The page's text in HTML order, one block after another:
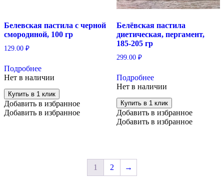
Белевская пастила с черной
смородиной, 100 гр
129.00 ₽
Подробнее
Нет в наличии
Купить в 1 клик
Добавить в избранное
Добавить в избранное
Белёвская пастила
диетическая, пергамент,
185-205 гр
299.00 ₽
Подробнее
Нет в наличии
Купить в 1 клик
Добавить в избранное
Добавить в избранное
1 2 →